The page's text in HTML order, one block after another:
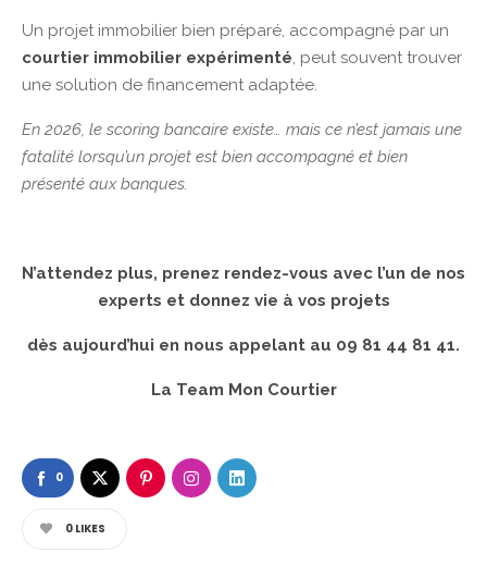
Un projet immobilier bien préparé, accompagné par un
courtier immobilier expérimenté, peut souvent trouver
une solution de financement adaptée.
En 2026, le scoring bancaire existe… mais ce n’est jamais une
fatalité lorsqu’un projet est bien accompagné et bien
présenté aux banques.
N’attendez plus, prenez rendez-vous avec l’un de nos
experts et donnez vie à vos projets
dès aujourd’hui en nous appelant au 09 81 44 81 41.
La Team Mon Courtier
0
0 LIKES